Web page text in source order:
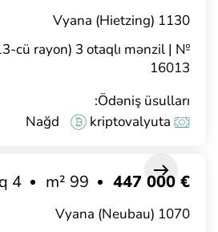
cü rayon) 3 otaqlı mənzil | №
16013
1130 Vyana (Hietzing)
Ödəniş üsulları:
Nağd
kriptovalyuta
€ 447 000
99 m²
4 otaq
1070 Vyana (Neubau)